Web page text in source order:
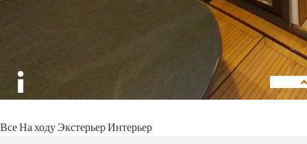
ВсеНа ходу ЭкстерьерИнтерьер